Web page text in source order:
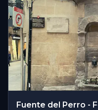
Fuente del Perro -